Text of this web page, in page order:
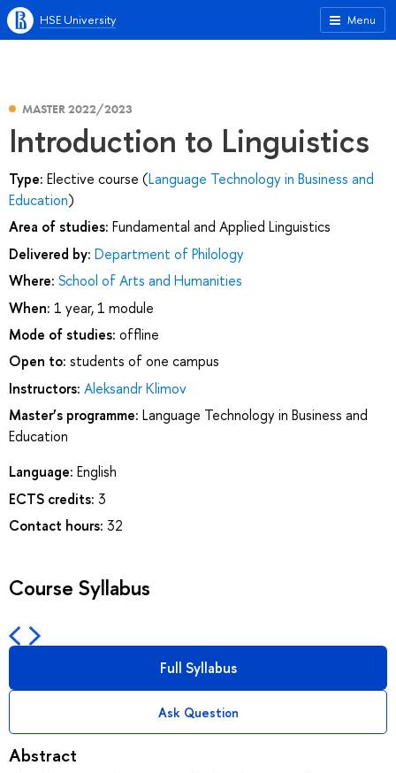
Menu
HSE University
MASTER 2022/2023
Introduction to Linguistics
Type: Elective course (Language Technology in Business and
Education)
Area of studies: Fundamental and Applied Linguistics
Delivered by: Department of Philology
Where: School of Arts and Humanities
When: 1 year, 1 module
Mode of studies: offline
Open to: students of one campus
Instructors: Aleksandr Klimov
Master’s programme: Language Technology in Business and
Education
Language: English
ECTS credits: 3
Contact hours: 32
Course Syllabus
Full Syllabus
Ask Question
Abstract